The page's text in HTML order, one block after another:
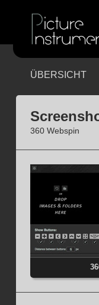
ÜBERSICHT
360 Webspin